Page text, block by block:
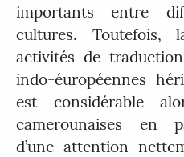
importants entre
cultures. Toutefois,
activités de
indo-éuropéennes
est considérable
camerounaises en
d’une attention